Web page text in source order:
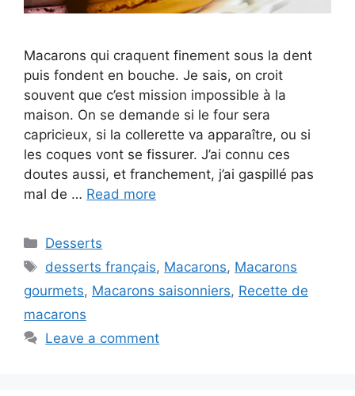
Macarons qui craquent finement sous la dent
puis fondent en bouche. Je sais, on croit
souvent que c’est mission impossible à la
maison. On se demande si le four sera
capricieux, si la collerette va apparaître, ou si
les coques vont se fissurer. J’ai connu ces
doutes aussi, et franchement, j’ai gaspillé pas
mal de … Read more
Categories
Desserts
Tags
desserts français, Macarons, Macarons
gourmets, Macarons saisonniers, Recette de
macarons
Leave a comment